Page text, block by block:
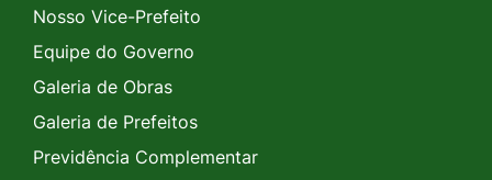
Nosso Vice-Prefeito
Equipe do Governo
Galeria de Obras
Galeria de Prefeitos
Previdência Complementar